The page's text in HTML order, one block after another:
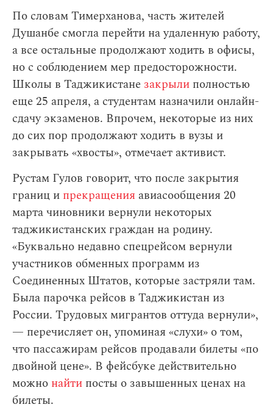
По словам Тимерханова, часть жителей
Душанбе смогла перейти на удаленную работу,
а все остальные продолжают ходить в офисы,
но с соблюдением мер предосторожности.
Школы в Таджикистане закрыли полностью
еще 25 апреля, а студентам назначили онлайн-
сдачу экзаменов. Впрочем, некоторые из них
до сих пор продолжают ходить в вузы и
закрывать «хвосты», отмечает активист.
Рустам Гулов говорит, что после закрытия
границ и прекращения авиасообщения 20
марта чиновники вернули некоторых
таджикистанских граждан на родину.
«Буквально недавно спецрейсом вернули
участников обменных программ из
Соединенных Штатов, которые застряли там.
Была парочка рейсов в Таджикистан из
России. Трудовых мигрантов оттуда вернули»,
— перечисляет он, упоминая «слухи» о том,
что пассажирам рейсов продавали билеты «по
двойной цене». В фейсбуке действительно
можно найти посты о завышенных ценах на
билеты.